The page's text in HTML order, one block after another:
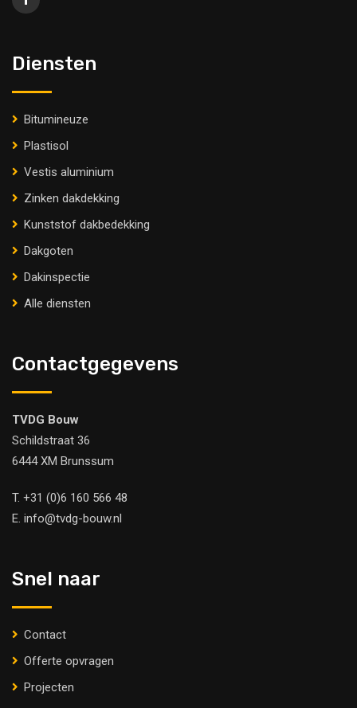
Diensten
Bitumineuze
Plastisol
Vestis aluminium
Zinken dakdekking
Kunststof dakbedekking
Dakgoten
Dakinspectie
Alle diensten
Contactgegevens
TVDG Bouw
Schildstraat 36
6444 XM Brunssum
T. +31 (0)6 160 566 48
E. info@tvdg-bouw.nl
Snel naar
Contact
Offerte opvragen
Projecten